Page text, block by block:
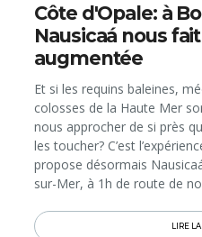
Côte d'Opale: à
Nausicaá nous
augmentée
Et si les requins baleines,
colosses de la Haute Mer
nous approcher de si près
les toucher? C’est
propose désormais
sur-Mer, à 1h de route de
Large»...
LIRE